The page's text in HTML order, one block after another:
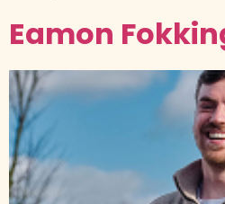
Eamon